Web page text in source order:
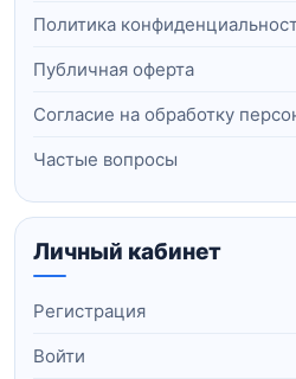
Политика
Публичная оферта
Согласие на обработку
Частые вопросы
Личный кабинет
Регистрация
Войти